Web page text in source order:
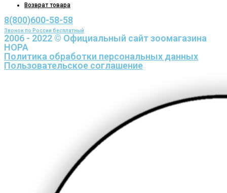
Возврат товара
8(800)600-58-58
Звонок по России бесплатный
2006 - 2022 © Официальный сайт зоомагазина
НОРА
Политика обработки персональных данных
Пользовательское соглашение